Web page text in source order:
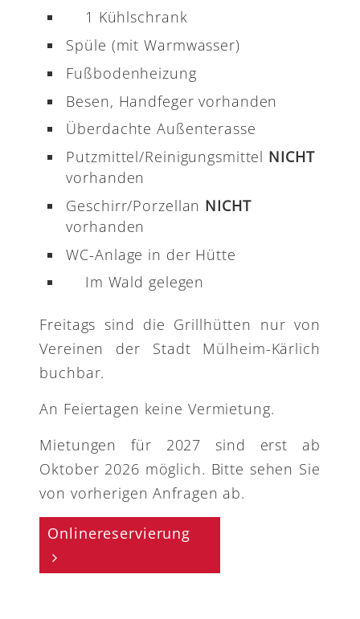
1 Kühlschrank
Spüle (mit Warmwasser)
Fußbodenheizung
Besen, Handfeger vorhanden
Überdachte Außenterasse
Putzmittel/Reinigungsmittel NICHT
vorhanden
Geschirr/Porzellan NICHT
vorhanden
WC-Anlage in der Hütte
Im Wald gelegen
Freitags sind die Grillhütten nur von
Vereinen der Stadt Mülheim-Kärlich
buchbar.
An Feiertagen keine Vermietung.
Mietungen für 2027 sind erst ab
Oktober 2026 möglich. Bitte sehen Sie
von vorherigen Anfragen ab.
Onlinereservierung